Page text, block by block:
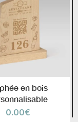
en bois
0.00€